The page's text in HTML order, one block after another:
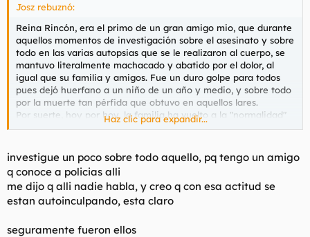
Josz rebuznó:
Reina Rincón, era el primo de un gran amigo mio, que durante
aquellos momentos de investigación sobre el asesinato y sobre
todo en las varias autopsias que se le realizaron al cuerpo, se
mantuvo literalmente machacado y abatido por el dolor, al
igual que su familia y amigos. Fue un duro golpe para todos
pues dejó huerfano a un niño de un año y medio, y sobre todo
por la muerte tan pérfida que obtuvo en aquellos lares.
Por suerte, hoy por hoy, la familia ha vuelto a la "normalidad"
aunque aun continúa muy afectada, lógico, era un chaval
Un gran artículo Torbe, de verdad.
Haz clic para expandir...
investigue un poco sobre todo aquello, pq tengo un amigo
q conoce a policias alli
me dijo q alli nadie habla, y creo q con esa actitud se
estan autoinculpando, esta claro
seguramente fueron ellos